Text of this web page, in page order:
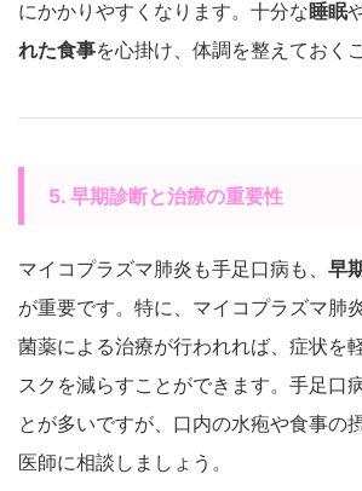
にかかりやすくなります。十分な睡眠
れた食事を心掛け、体調を整えておく
5. 早期診断と治療の重要性
マイコプラズマ肺炎も手足口病も、 早
が重要です。特に、マイコプラズマ肺
菌薬による治療が行われれば、症状を
スクを減らすことができます。手足口
とが多いですが、口内の水疱や食事の
医師に相談しましょう。